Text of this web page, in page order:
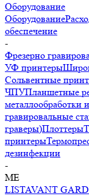
Оборудование
Оборудование
обеспечение
-
Фрезерно
УФ принтеры
Сольвентные
ЧПУПланшетные
металлообработки
гравировальные
граверы)Плоттеры
принтеры
дезинфекции
-
ME
LISTAVANT